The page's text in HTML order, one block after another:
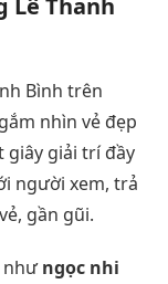
Bình trên
nhìn vẻ đẹp
giải trí đầy
người xem, trả
gần gũi.
nhưngọc nhi